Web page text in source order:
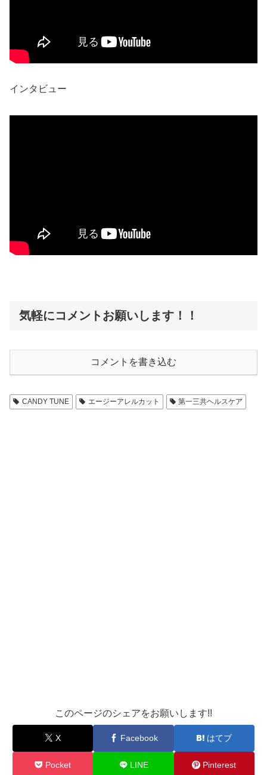
インタビュー
気軽にコメントお願いします！！
コメントを書き込む
CANDY TUNE エージーアレルカット 第一三共ヘルスケア
このページのシェアをお願いします!!
X Facebook はてブ
Pocket LINE Pinterest